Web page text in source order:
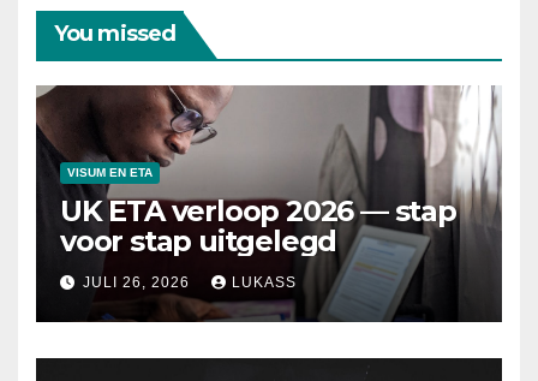
You missed
VISUM EN ETA
UK ETA verloop 2026 — stap
voor stap uitgelegd
JULI 26, 2026 LUKASS